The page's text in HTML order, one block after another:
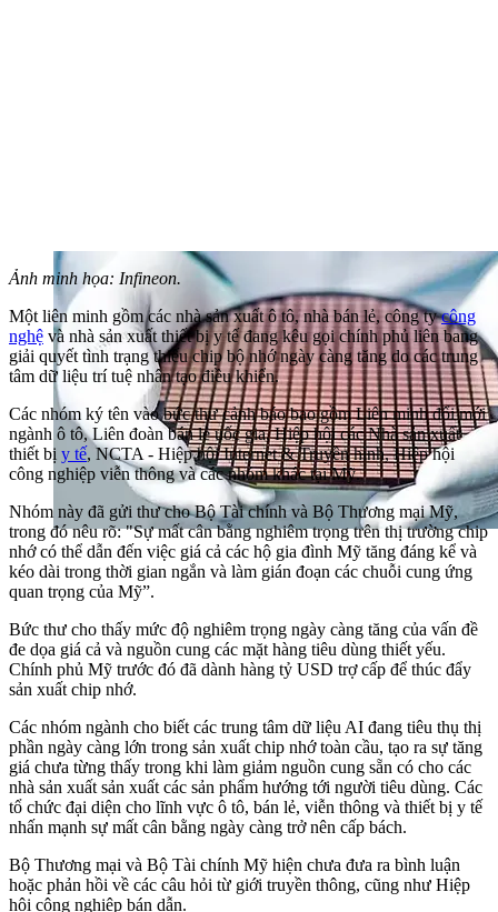
Ảnh minh họa: Infineon.
Một liên minh gồm các nhà sản xuất ô tô, nhà bán lẻ, công tycông
nghệ và nhà sản xuất thiết bị y tế đang kêu gọi chính phủ liên bang
giải quyết tình trạng thiếu chip bộ nhớ ngày càng tăng do các trung
tâm dữ liệu trí tuệ nhân tạo điều khiển.
Các nhóm ký tên vào bức thư cảnh báo bao gồm Liên minh đổi mới
ngành ô tô, Liên đoàn bán lẻ uốc gia, Hiệp hội các Nhà sản xuất
thiết bị y tế, NCTA - Hiệp hội Internet & Truyền hình, Hiệp hội
công nghiệp viễn thông và các nhóm khác tại Mỹ.
Nhóm này đã gửi thư cho Bộ Tài chính và Bộ Thương mại Mỹ,
trong đó nêu rõ: "Sự mất cân bằng nghiêm trọng trên thị trường chip
nhớ có thể dẫn đến việc giá cả các hộ gia đình Mỹ tăng đáng kể và
kéo dài trong thời gian ngắn và làm gián đoạn các chuỗi cung ứng
quan trọng của Mỹ”.
Bức thư cho thấy mức độ nghiêm trọng ngày càng tăng của vấn đề
đe dọa giá cả và nguồn cung các mặt hàng tiêu dùng thiết yếu.
Chính phủ Mỹ trước đó đã dành hàng tỷ USD trợ cấp để thúc đẩy
sản xuất chip nhớ.
Các nhóm ngành cho biết các trung tâm dữ liệu AI đang tiêu thụ thị
phần ngày càng lớn trong sản xuất chip nhớ toàn cầu, tạo ra sự tăng
giá chưa từng thấy trong khi làm giảm nguồn cung sẵn có cho các
nhà sản xuất sản xuất các sản phẩm hướng tới người tiêu dùng. Các
tổ chức đại diện cho lĩnh vực ô tô, bán lẻ, viễn thông và thiết bị y tế
nhấn mạnh sự mất cân bằng ngày càng trở nên cấp bách.
Bộ Thương mại và Bộ Tài chính Mỹ hiện chưa đưa ra bình luận
hoặc phản hồi về các câu hỏi từ giới truyền thông, cũng như Hiệp
hội công nghiệp bán dẫn.